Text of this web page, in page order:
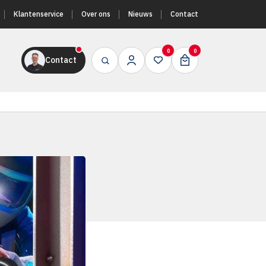
Klantenservice Over ons Nieuws Contact
Contact
0 0